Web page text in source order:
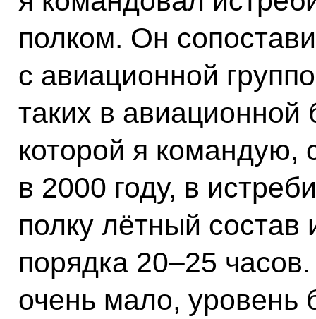
полком. Он
с авиационной
таких в авиационной
которой я командую,
в 2000 году, в
полку лётный состав
порядка 20–25
очень мало, уровень